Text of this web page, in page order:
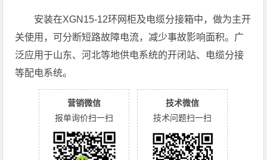
安装在XGN15-12环网柜及电缆分接箱中，做为主开
关使用，可分断短路故障电流，减少事故影响面积。广
泛应用于山东、河北等地供电系统的开闭站、电缆分接
等配电系统。
营销微信
报单询价扫一扫
技术微信
技术问题扫一扫